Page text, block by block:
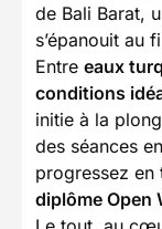
de Bali Barat,
s’épanouit au
Entre eaux
conditions
initie à la
des séances
progressez
diplôme Open